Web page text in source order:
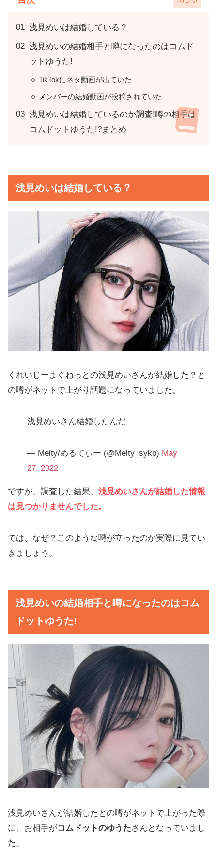
浅見めいは結婚している？
浅見めいの結婚相手と噂になったのはコムド
ットゆうた!
TikTokにネタ動画が出ていた
メンバーの結婚動画が投稿されていた
浅見めいは結婚しているのか調査!噂の相手は
コムドットゆうた!?まとめ
浅見めいは結婚している？
くれいじーまぐねっとの浅見めいさんが結婚した？と
の噂がネットで上がり話題になっていました。
浅見めいさん結婚したんだ
— Melty/めるてぃー (@Melty_syko) May
27, 2022
ですが、調査した結果、 浅見めいさんが結婚した情報
は見つかりませんでした。
では、なぜ？このような噂が立ったのか実際に見てい
きましょう。
浅見めいの結婚相手と噂になったのはコム
ドットゆうた!
浅見めいさんが結婚したとの噂がネットで上がった際
に、お相手がコムドットのゆうたさんとなっていまし
た。